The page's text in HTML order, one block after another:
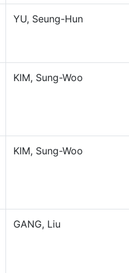
YU, Seung-Hun
KIM, Sung-Woo
KIM, Sung-Woo
GANG, Liu